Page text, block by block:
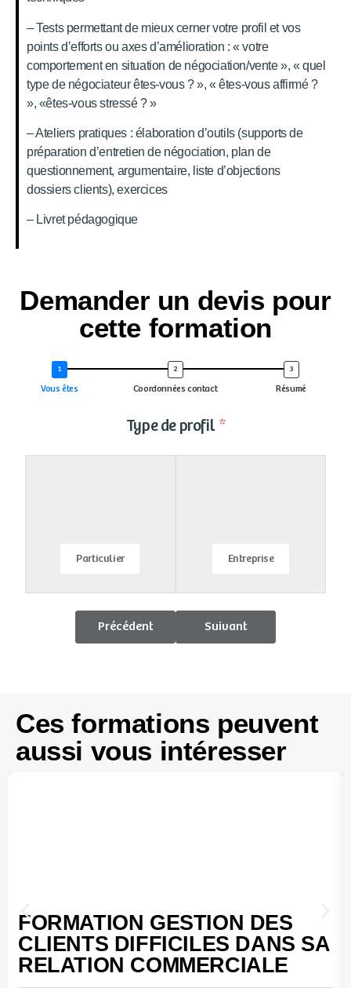
– Tests permettant de mieux cerner votre profil et vos
points d’efforts ou axes d’amélioration : « votre
comportement en situation de négociation/vente », « quel
type de négociateur êtes-vous ? », « êtes-vous affirmé ?
», «êtes-vous stressé ? »
– Ateliers pratiques : élaboration d’outils (supports de
préparation d’entretien de négociation, plan de
questionnement, argumentaire, liste d’objections
dossiers clients), exercices
– Livret pédagogique
Demander un devis pour
cette formation
Vous êtes Coordonnées contact Résumé
Type de profil
Particulier Entreprise
Précédent Suivant
Ces formations peuvent
aussi vous intéresser
FORMATION GESTION DES
CLIENTS DIFFICILES DANS SA
RELATION COMMERCIALE